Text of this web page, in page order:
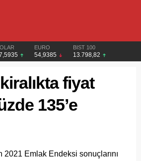
EURO
54,9385
BIST 100
13.798,82
fiyat
135’e
Emlak Endeksi sonuçlarını